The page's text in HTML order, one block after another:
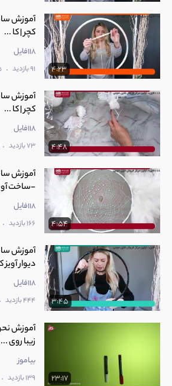
4:23
آموزش
کچر | کا ...
118فایل
91 بازدید .
5
4:48
آموزش
کچر | کا ...
118فایل
73 بازدید .
4:54
آموزش
-ساخت
118فایل
166 بازدید .
3:45
آموزش
دیوار آویز
118فایل
444 بازدید .
23:17
آموزش
زیبا روی ...
بیاموز
139 بازدید .